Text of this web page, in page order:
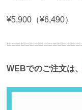
¥5,900（¥6,490）
WEBでのご注文は、